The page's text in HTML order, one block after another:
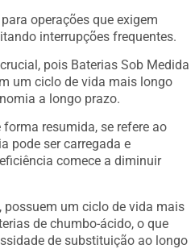
operações que exigem
interrupções frequentes.
pois Baterias Sob Medida
um ciclo de vida mais longo
a longo prazo.
forma resumida, se refere ao
pode ser carregada e
comece a diminuir
possuem um ciclo de vida mais
de chumbo-ácido, o que
de substituição ao longo